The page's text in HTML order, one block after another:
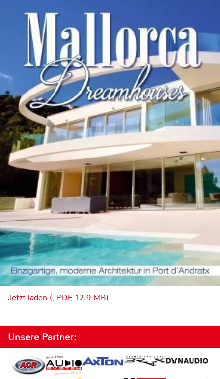
Jetzt laden (, PDF, 12.9 MB)
Unsere Partner: